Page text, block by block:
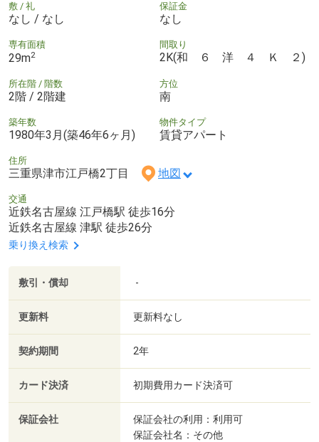
敷 / 礼
なし / なし
保証金
なし
専有面積
29m2
間取り
2K(和 ６ 洋 ４ Ｋ ２)
所在階 / 階数
2階 / 2階建
方位
南
築年数
1980年3月(築46年6ヶ月)
物件タイプ
賃貸アパート
住所
三重県津市江戸橋2丁目 地図
交通
近鉄名古屋線 江戸橋駅 徒歩16分
近鉄名古屋線 津駅 徒歩26分
乗り換え検索
敷引・償却 -
更新料 更新料なし
契約期間 2年
カード決済 初期費用カード決済可
保証会社
保証会社の利用：利用可
保証会社名：その他